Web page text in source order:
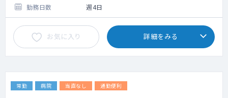
勤務日数 週4日
お気に入り 詳細をみる
常勤 病院 当直なし 通勤便利